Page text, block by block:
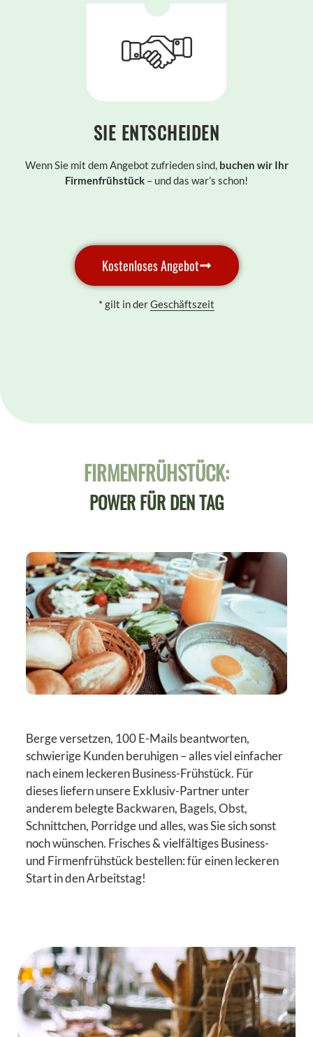
SIE ENTSCHEIDEN
Wenn Sie mit dem Angebot zufrieden sind, buchen wir Ihr
Firmenfrühstück – und das war’s schon!
Kostenloses Angebot
* gilt in derGeschäftszeit
FIRMENFRÜHSTÜCK:
POWER FÜR DEN TAG
Berge versetzen, 100 E-Mails beantworten,
schwierige Kunden beruhigen – alles viel einfacher
nach einem leckeren Business-Frühstück. Für
dieses liefern unsere Exklusiv-Partner unter
anderem belegte Backwaren, Bagels, Obst,
Schnittchen, Porridge und alles, was Sie sich sonst
noch wünschen. Frisches & vielfältiges Business-
und Firmenfrühstück bestellen: für einen leckeren
Start in den Arbeitstag!